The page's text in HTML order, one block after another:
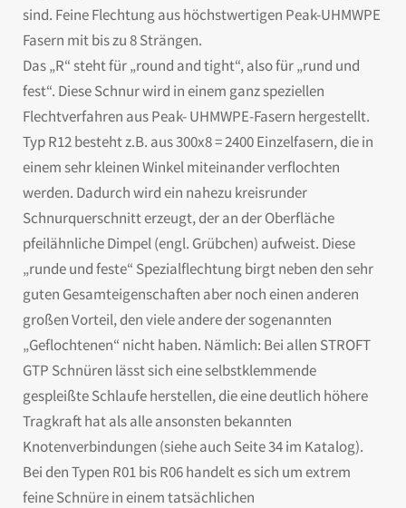
sind. Feine Flechtung aus höchstwertigen Peak-UHMWPE
Fasern mit bis zu 8 Strängen.
Das „R“ steht für „round and tight“, also für „rund und
fest“. Diese Schnur wird in einem ganz speziellen
Flechtverfahren aus Peak- UHMWPE-Fasern hergestellt.
Typ R12 besteht z.B. aus 300x8 = 2400 Einzelfasern, die in
einem sehr kleinen Winkel miteinander verflochten
werden. Dadurch wird ein nahezu kreisrunder
Schnurquerschnitt erzeugt, der an der Oberfläche
pfeilähnliche Dimpel (engl. Grübchen) aufweist. Diese
„runde und feste“ Spezialflechtung birgt neben den sehr
guten Gesamteigenschaften aber noch einen anderen
großen Vorteil, den viele andere der sogenannten
„Geflochtenen“ nicht haben. Nämlich: Bei allen STROFT
GTP Schnüren lässt sich eine selbstklemmende
gespleißte Schlaufe herstellen, die eine deutlich höhere
Tragkraft hat als alle ansonsten bekannten
Knotenverbindungen (siehe auch Seite 34 im Katalog).
Bei den Typen R01 bis R06 handelt es sich um extrem
feine Schnüre in einem tatsächlichen